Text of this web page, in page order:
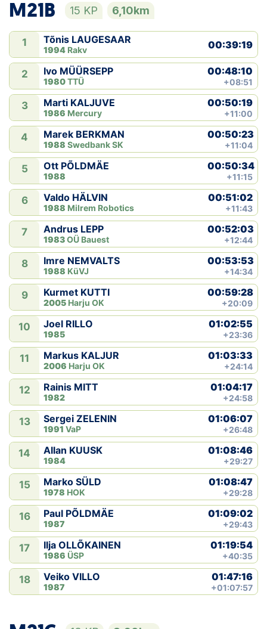
M21B 15 KP 6,10km
1 Tõnis LAUGESAAR
1994 Rakv 00:39:19
2 Ivo MÜÜRSEPP
1980TTÜ
00:48:10
+08:51
3 Marti KALJUVE
1986 Mercury
00:50:19
+11:00
4 Marek BERKMAN
1988 Swedbank SK
00:50:23
+11:04
5 Ott PÕLDMÄE
1988
00:50:34
+11:15
6 Valdo HÄLVIN
1988 Milrem Robotics
00:51:02
+11:43
7 Andrus LEPP
1983OÜ Bauest
00:52:03
+12:44
8 Imre NEMVALTS
1988 KüVJ
00:53:53
+14:34
9 Kurmet KUTTI
2005 Harju OK
00:59:28
+20:09
10 Joel RILLO
1985
01:02:55
+23:36
11 Markus KALJUR
2006 Harju OK
01:03:33
+24:14
12 Rainis MITT
1982
01:04:17
+24:58
13 Sergei ZELENIN
1991 VaP
01:06:07
+26:48
14 Allan KUUSK
1984
01:08:46
+29:27
15 Marko SÜLD
1978 HOK
01:08:47
+29:28
16 Paul PÕLDMÄE
1987
01:09:02
+29:43
17 Ilja OLLÕKAINEN
1986 ÜSP
01:19:54
+40:35
18 Veiko VILLO
1987
01:47:16
+01:07:57